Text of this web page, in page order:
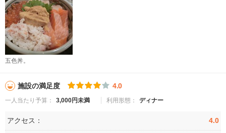
五色丼。
施設の満足度 4.0
一人当たり予算： 3,000円未満 利用形態： ディナー
アクセス： 4.0